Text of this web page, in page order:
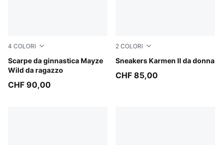
4 COLORI
Scarpe da ginnastica Mayze
Wild da ragazzo
Powder Pink-PUMA White
CHF 90,00
2 COLORI
Sneakers Karmen II da donna
PUMA Black-PUMA Black-
CHF 85,00